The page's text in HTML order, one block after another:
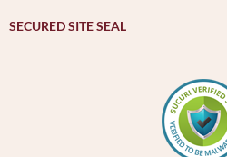
SECURED SITE SEAL